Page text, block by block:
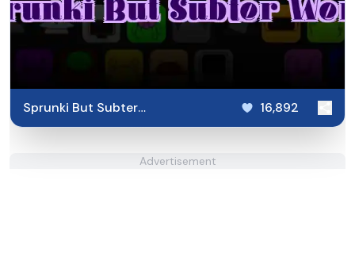
Sprunki But Subter
Wenda
16,892
Advertisement